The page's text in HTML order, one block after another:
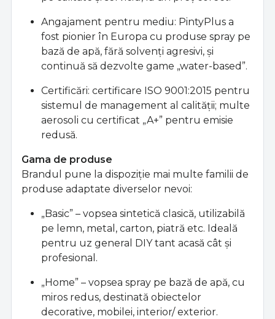
Angajament pentru mediu: PintyPlus a
fost pionier în Europa cu produse spray pe
bază de apă, fără solvenţi agresivi, şi
continuă să dezvolte game „water-based”.
Certificări: certificare ISO 9001:2015 pentru
sistemul de management al calităţii; multe
aerosoli cu certificat „A+” pentru emisie
redusă.
Gama de produse
Brandul pune la dispoziţie mai multe familii de
produse adaptate diverselor nevoi:
„Basic” – vopsea sintetică clasică, utilizabilă
pe lemn, metal, carton, piatră etc. Ideală
pentru uz general DIY tant acasă cât şi
profesional.
„Home” – vopsea spray pe bază de apă, cu
miros redus, destinată obiectelor
decorative, mobilei, interior/ exterior.